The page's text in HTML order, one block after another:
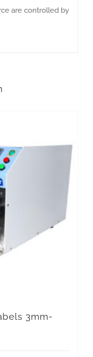
are controlled by
3mm-